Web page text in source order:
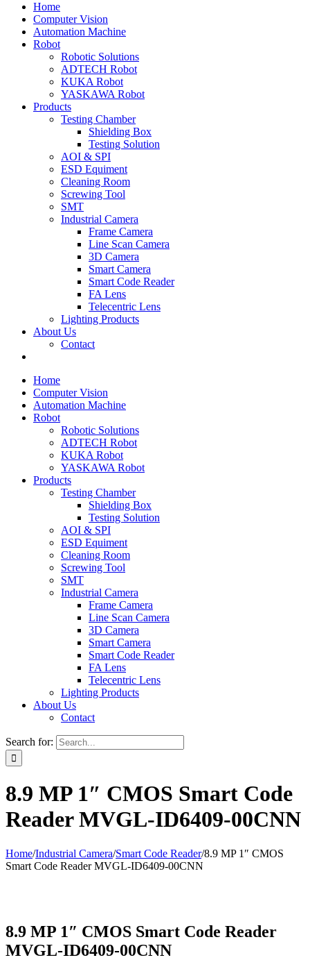
Home
Computer Vision
Automation Machine
Robot
Robotic Solutions
ADTECH Robot
KUKA Robot
YASKAWA Robot
Products
Testing Chamber
Shielding Box
Testing Solution
AOI & SPI
ESD Equiment
Cleaning Room
Screwing Tool
SMT
Industrial Camera
Frame Camera
Line Scan Camera
3D Camera
Smart Camera
Smart Code Reader
FA Lens
Telecentric Lens
Lighting Products
About Us
Contact
Home
Computer Vision
Automation Machine
Robot
Robotic Solutions
ADTECH Robot
KUKA Robot
YASKAWA Robot
Products
Testing Chamber
Shielding Box
Testing Solution
AOI & SPI
ESD Equiment
Cleaning Room
Screwing Tool
SMT
Industrial Camera
Frame Camera
Line Scan Camera
3D Camera
Smart Camera
Smart Code Reader
FA Lens
Telecentric Lens
Lighting Products
About Us
Contact
Search for:
8.9 MP 1″ CMOS Smart Code
Reader MVGL-ID6409-00CNN
Home/Industrial Camera/Smart Code Reader/8.9 MP 1″ CMOS
Smart Code Reader MVGL-ID6409-00CNN
8.9 MP 1″ CMOS Smart Code Reader
MVGL-ID6409-00CNN